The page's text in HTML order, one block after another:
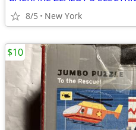
8/5 New York
$10